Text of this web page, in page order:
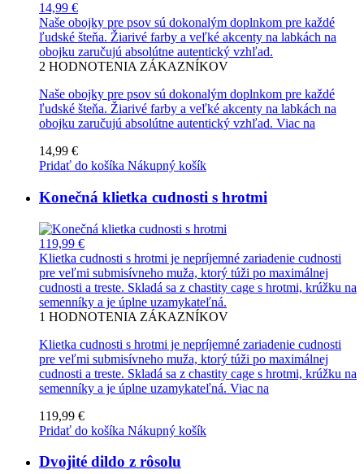
14,99 €
Naše obojky pre psov sú dokonalým doplnkom pre každé
ľudské šteňa. Žiarivé farby a veľké akcenty na labkách na
obojku zaručujú absolútne autentický vzhľad.
2 HODNOTENIA ZÁKAZNÍKOV
Naše obojky pre psov sú dokonalým doplnkom pre každé
ľudské šteňa. Žiarivé farby a veľké akcenty na labkách na
obojku zaručujú absolútne autentický vzhľad. Viac na
14,99 €
Pridať do košíka Nákupný košík
Konečná klietka cudnosti s hrotmi
119,99 €
Klietka cudnosti s hrotmi je nepríjemné zariadenie cudnosti
pre veľmi submisívneho muža, ktorý túži po maximálnej
cudnosti a treste. Skladá sa z chastity cage s hrotmi, krúžku na
semenníky a je úplne uzamykateľná.
1 HODNOTENIA ZÁKAZNÍKOV
Klietka cudnosti s hrotmi je nepríjemné zariadenie cudnosti
pre veľmi submisívneho muža, ktorý túži po maximálnej
cudnosti a treste. Skladá sa z chastity cage s hrotmi, krúžku na
semenníky a je úplne uzamykateľná. Viac na
119,99 €
Pridať do košíka Nákupný košík
Dvojité dildo z rôsolu